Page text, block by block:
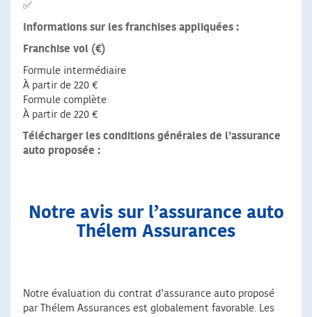
✅
Informations sur les franchises appliquées :
Franchise vol (€)
Formule intermédiaire
À partir de 220 €
Formule complète
À partir de 220 €
Télécharger les conditions générales de l’assurance
auto proposée :
Notre avis sur l’assurance auto
Thélem Assurances
Notre évaluation du contrat d’assurance auto proposé
par Thélem Assurances est globalement favorable. Les